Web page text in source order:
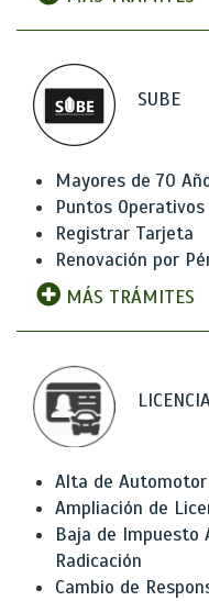
SUBE
Mayores de 70
Puntos
Registrar Tarjeta
Renovación por
MÁS TRÁMITES
Alta de Automotor
Ampliación de
Baja de Impuesto
Radicación
Cambio de